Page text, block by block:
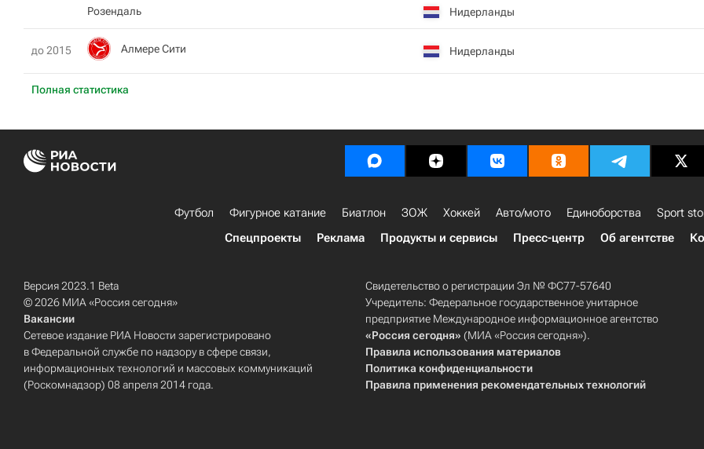
Полная статистика
Розендаль Нидерланды
до 2015 Алмере Сити Нидерланды
Футбол Фигурное катание Биатлон ЗОЖ Хоккей Авто/мото Единоборства Sport
Спецпроекты
Реклама Продукты и сервисы Пресс-центр Об агентстве
Версия 2023.1 Beta
© 2026 МИА «Россия сегодня»
Вакансии
Сетевое издание РИА Новости зарегистрировано
в Федеральной службе по надзору в сфере связи,
информационных технологий и массовых коммуникаций
(Роскомнадзор) 08 апреля 2014 года.
Свидетельство о регистрации Эл № ФС77-57640
Учредитель: Федеральное государственное унитарное
предприятие Международное информационное агентство
«Россия сегодня» (МИА «Россия сегодня»).
Правила использования материалов
Политика конфиденциальности
Правила применения рекомендательных технологий